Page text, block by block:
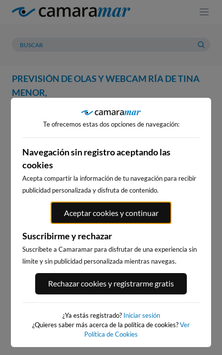
PREVISIÓN DE OLAS Y WEBCAM RÍA DE TINA
MENOR,
PREVISIÓN METEOROLOGÍA
WEBCAM RÍA DE TINA MENOR,
WEBCAMS CERCANAS
PLAYA DE EL RIS
76km · Arnuero
0.5 m CHOPI
Te ofrecemos estas dos opciones de navegación:
Navegación sin registro aceptando las
cookies
Acepta compartir la información de tu navegación para recibir
publicidad personalizada y disfruta de contenido.
Aceptar cookies y continuar
Suscribirme y rechazar
Suscríbete a Camaramar para disfrutar de una experiencia sin
límite y sin publicidad personalizada mientras navegas.
Rechazar cookies y registrarme gratis
¿Ya estás registrado? Iniciar sesión
¿Quieres saber más acerca de la política de cookies?Ver
Política de Cookies